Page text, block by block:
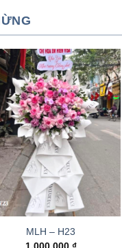
MLH – H23
1.000.000 ₫